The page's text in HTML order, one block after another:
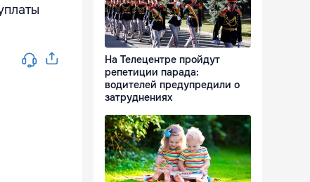
На Телецентре пройдут
репетиции парада:
водителей предупредили о
затруднениях